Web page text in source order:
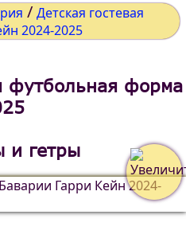
/ Детская гостевая
2024-2025
футбольная форма
и гетры